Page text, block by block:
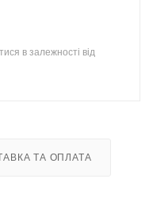
в залежності від
ТА ОПЛАТА